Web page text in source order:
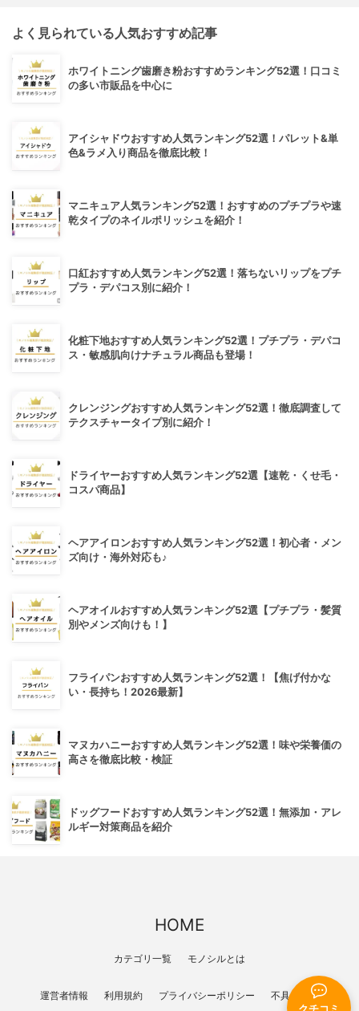
よく見られている人気おすすめ記事
ホワイトニング歯磨き粉おすすめランキング52選！口コミ
の多い市販品を中心に
アイシャドウおすすめ人気ランキング52選！パレット&単
色&ラメ入り商品を徹底比較！
マニキュア人気ランキング52選！おすすめのプチプラや速
乾タイプのネイルポリッシュを紹介！
口紅おすすめ人気ランキング52選！落ちないリップをプチ
プラ・デパコス別に紹介！
化粧下地おすすめ人気ランキング52選！プチプラ・デパコ
ス・敏感肌向けナチュラル商品も登場！
クレンジングおすすめ人気ランキング52選！徹底調査して
テクスチャータイプ別に紹介！
ドライヤーおすすめ人気ランキング52選【速乾・くせ毛・
コスパ商品】
ヘアアイロンおすすめ人気ランキング52選！初心者・メン
ズ向け・海外対応も♪
ヘアオイルおすすめ人気ランキング52選【プチプラ・髪質
別やメンズ向けも！】
フライパンおすすめ人気ランキング52選！【焦げ付かな
い・長持ち！2026最新】
マヌカハニーおすすめ人気ランキング52選！味や栄養価の
高さを徹底比較・検証
ドッグフードおすすめ人気ランキング52選！無添加・アレ
ルギー対策商品を紹介
HOME
カテゴリ一覧 モノシルとは
運営者情報 利用規約 プライバシーポリシー 不具合報告